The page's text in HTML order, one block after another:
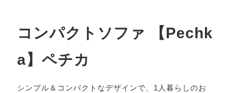
コンパクトソファ 【Pechk
a】ペチカ
シンプル＆コンパクトなデザインで、1人暮らしのお